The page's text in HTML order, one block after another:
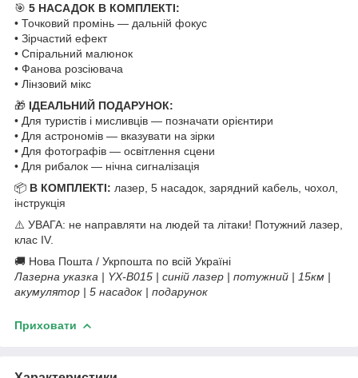
🎯 5 НАСАДОК В КОМПЛЕКТІ:
• Точковий промінь — дальній фокус
• Зірчастий ефект
• Спіральний малюнок
• Фанова розсіювача
• Лінзовий мікс
🎁 ІДЕАЛЬНИЙ ПОДАРУНОК:
• Для туристів і мисливців — позначати орієнтири
• Для астрономів — вказувати на зірки
• Для фотографів — освітлення сцени
• Для рибалок — нічна сигналізація
📦 В КОМПЛЕКТІ: лазер, 5 насадок, зарядний кабель, чохол,
інструкція
⚠️ УВАГА: не направляти на людей та літаки! Потужний лазер,
клас IV.
🚚 Нова Пошта / Укрпошта по всій Україні
Лазерна указка | YX-B015 | синій лазер | потужний | 15км |
акумулятор | 5 насадок | подарунок
Приховати